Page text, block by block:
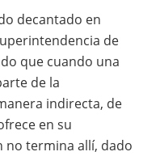
decantado en
de
que cuando una
de la
indirecta, de
en su
termina allí, dado